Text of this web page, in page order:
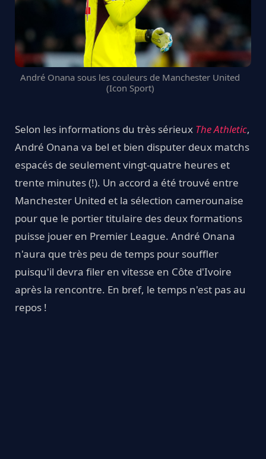
André Onana sous les couleurs de Manchester United
(Icon Sport)
Selon les informations du très sérieux The Athletic,
André Onana va bel et bien disputer deux matchs
espacés de seulement vingt-quatre heures et
trente minutes (!). Un accord a été trouvé entre
Manchester United et la sélection camerounaise
pour que le portier titulaire des deux formations
puisse jouer en Premier League. André Onana
n'aura que très peu de temps pour souffler
puisqu'il devra filer en vitesse en Côte d'Ivoire
après la rencontre. En bref, le temps n'est pas au
repos !